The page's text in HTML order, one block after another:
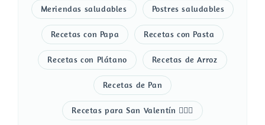
Meriendas saludables Postres saludables
Recetas con Papa Recetas con Pasta
Recetas con Plátano Recetas de Arroz
Recetas de Pan
Recetas para San Valentín 👩‍❤️‍👨